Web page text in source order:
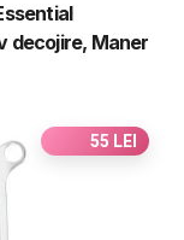
decojire, Maner
55 LEI